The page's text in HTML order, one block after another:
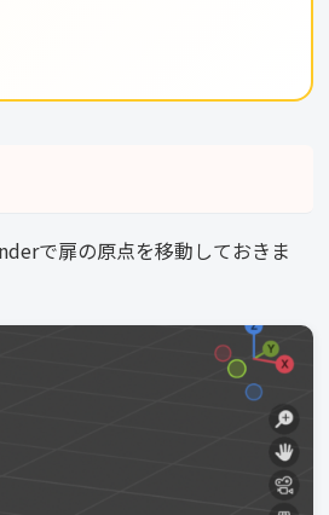
で扉の原点を移動しておきま